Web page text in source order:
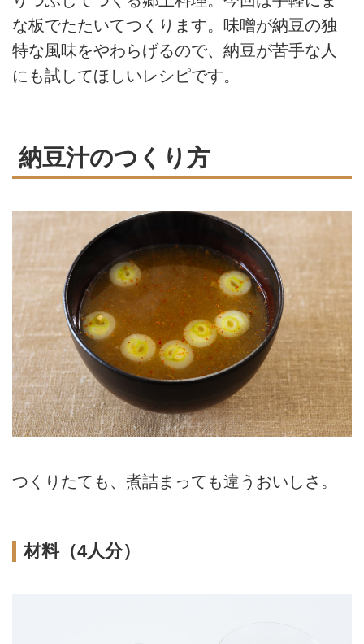
な板でたたいてつくります。味噌が納豆の独
特な風味をやわらげるので、納豆が苦手な人
にも試してほしいレシピです。
納豆汁のつくり方
つくりたても、煮詰まっても違うおいしさ。
材料（4人分）